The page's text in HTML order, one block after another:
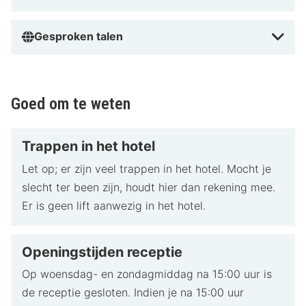
Gesproken talen
Goed om te weten
Trappen in het hotel
Let op; er zijn veel trappen in het hotel. Mocht je
slecht ter been zijn, houdt hier dan rekening mee.
Er is geen lift aanwezig in het hotel.
Openingstijden receptie
Op woensdag- en zondagmiddag na 15:00 uur is
de receptie gesloten. Indien je na 15:00 uur